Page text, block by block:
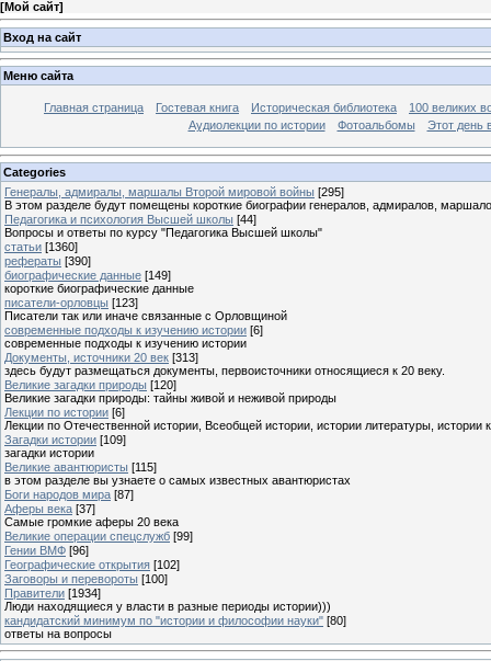
[Мой сайт]
Вход на сайт
Меню сайта
Главная страница Гостевая книга Историческая библиотека
100 великих
Аудиолекции по истории
Фотоальбомы Этот день
Categories
Генералы, адмиралы, маршалы Второй мировой войны [295]
В этом разделе будут помещены короткие биографии генералов, адмиралов,
Педагогика и психология Высшей школы [44]
Вопросы и ответы по курсу "Педагогика Высшей школы"
статьи [1360]
рефераты [390]
биографические данные [149]
короткие биографические данные
писатели-орловцы [123]
Писатели так или иначе связанные с Орловщиной
современные подходы к изучению истории [6]
современные подходы к изучению истории
Документы, источники 20 век [313]
здесь будут размещаться документы, первоисточники относящиеся к 20 веку.
Великие загадки природы [120]
Великие загадки природы: тайны живой и неживой природы
Лекции по истории [6]
Лекции по Отечественной истории, Всеобщей истории, истории литературы, истории
Загадки истории [109]
загадки истории
Великие авантюристы [115]
в этом разделе вы узнаете о самых известных авантюристах
Боги народов мира [87]
Аферы века [37]
Самые громкие аферы 20 века
Великие операции спецслужб [99]
Гении ВМФ [96]
Географические открытия [102]
Заговоры и перевороты [100]
Правители [1934]
Люди находящиеся у власти в разные периоды истории)))
кандидатский минимум по "истории и философии науки" [80]
ответы на вопросы